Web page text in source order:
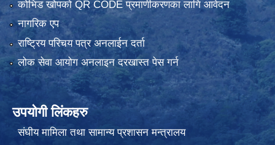
कोभिड खोपको QR CODE प्रमाणीकरणका लागि आवेदन
नागरिक एप
राष्ट्रिय परिचय पत्र अनलाईन दर्ता
लोक सेवा आयोग अनलाइन दरखास्त पेस गर्न
उपयोगी लिंकहरु
संघीय मामिला तथा सामान्य प्रशासन मन्त्रालय